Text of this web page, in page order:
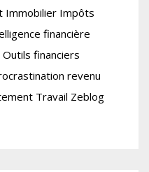
Immobilier Impôts
financière
Outils financiers
revenu
Travail Zeblog